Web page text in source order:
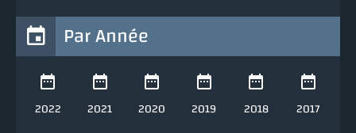
Par Année
2022 2021 2020 2019 2018 2017